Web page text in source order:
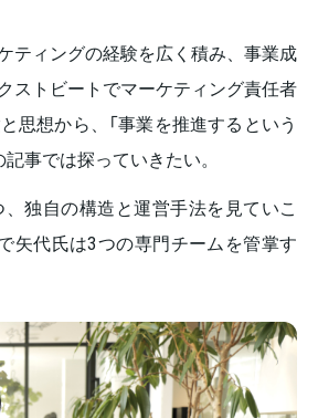
ティングの経験を広く積み、事業成
ストビートでマーケティング責任者
思想から、「事業を推進するという
事では探っていきたい。
独自の構造と運営手法を見ていこ
矢代氏は3つの専門チームを管掌す